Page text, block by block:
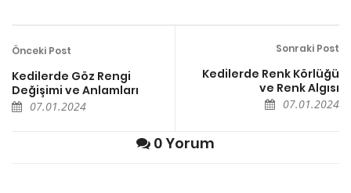
Önceki Post
Kedilerde Göz Rengi
Değişimi ve Anlamları
07.01.2024
Sonraki Post
Kedilerde Renk Körlüğü
ve Renk Algısı
07.01.2024
0 Yorum